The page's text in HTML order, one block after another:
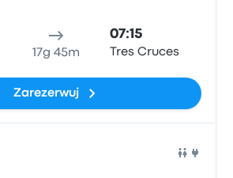
17g 45m
07:15
Tres Cruces
Zarezerwuj